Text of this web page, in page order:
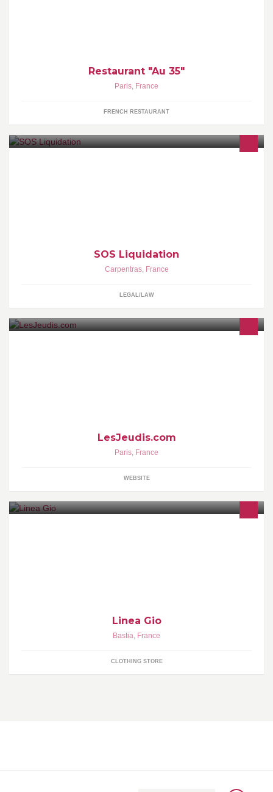
Restaurant "Au 35"
Paris, France
FRENCH RESTAURANT
SOS Liquidation
Carpentras, France
LEGAL/LAW
LesJeudis.com
Paris, France
WEBSITE
Linea Gio
Bastia, France
CLOTHING STORE